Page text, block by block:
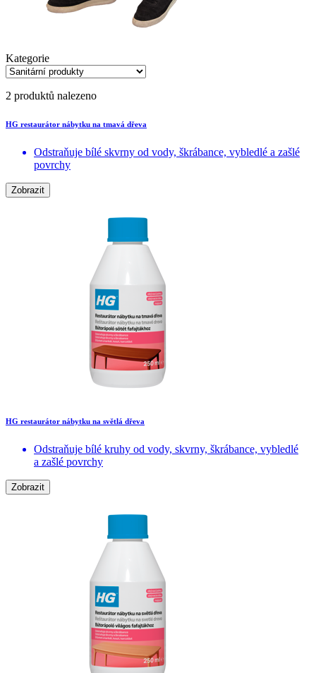
Kategorie
2 produktů nalezeno
HG restaurátor nábytku na tmavá dřeva
Odstraňuje bílé skvrny od vody, škrábance, vybledlé a zašlé
povrchy
Zobrazit
HG restaurátor nábytku na světlá dřeva
Odstraňuje bílé kruhy od vody, skvrny, škrábance, vybledlé
a zašlé povrchy
Zobrazit